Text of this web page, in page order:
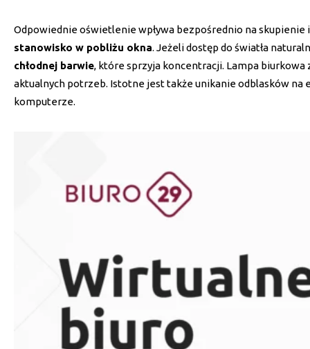
Odpowiednie oświetlenie wpływa bezpośrednio na
stanowisko w pobliżu okna. Jeżeli dostęp do światła
chłodnej barwie, które sprzyja koncentracji. Lampa
aktualnych potrzeb. Istotne jest także unikanie odblasków
komputerze.